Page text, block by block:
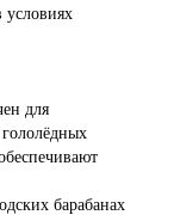
условиях
для
барабанах